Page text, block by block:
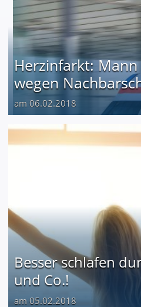
Herzinfarkt:
wegen
am 06.02.2018
Besser schlafen
und Co.!
am 05.02.2018